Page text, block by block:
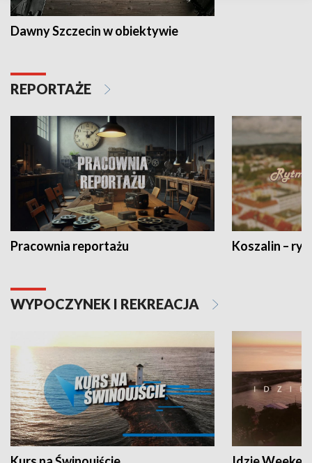
Dawny Szczecin w obiektywie
REPORTAŻE
Pracownia reportażu Koszalin –
WYPOCZYNEK I REKREACJA